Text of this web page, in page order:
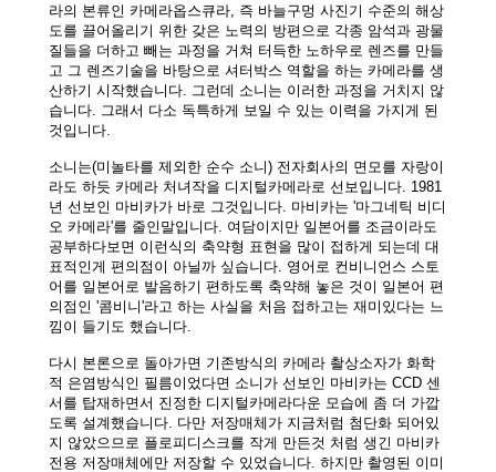
라의 본류인 카메라옵스큐라, 즉 바늘구멍 사진기 수준의 해상
도를 끌어올리기 위한 갖은 노력의 방편으로 각종 암석과 광물
질들을 더하고 빼는 과정을 거쳐 터득한 노하우로 렌즈를 만들
고 그 렌즈기술을 바탕으로 셔터박스 역할을 하는 카메라를 생
산하기 시작했습니다. 그런데 소니는 이러한 과정을 거치지 않
습니다. 그래서 다소 독특하게 보일 수 있는 이력을 가지게 된
것입니다.
소니는(미놀타를 제외한 순수 소니) 전자회사의 면모를 자랑이
라도 하듯 카메라 처녀작을 디지털카메라로 선보입니다. 1981
년 선보인 마비카가 바로 그것입니다. 마비카는 '마그네틱 비디
오 카메라'를 줄인말입니다. 여담이지만 일본어를 조금이라도
공부하다보면 이런식의 축약형 표현을 많이 접하게 되는데 대
표적인게 편의점이 아닐까 싶습니다. 영어로 컨비니언스 스토
어를 일본어로 발음하기 편하도록 축약해 놓은 것이 일본어 편
의점인 '콤비니'라고 하는 사실을 처음 접하고는 재미있다는 느
낌이 들기도 했습니다.
다시 본론으로 돌아가면 기존방식의 카메라 촬상소자가 화학
적 은염방식인 필름이었다면 소니가 선보인 마비카는 CCD 센
서를 탑재하면서 진정한 디지털카메라다운 모습에 좀 더 가깝
도록 설계했습니다. 다만 저장매체가 지금처럼 첨단화 되어있
지 않았으므로 플로피디스크를 작게 만든것 처럼 생긴 마비카
전용 저장매체에만 저장할 수 있었습니다. 하지만 촬영된 이미